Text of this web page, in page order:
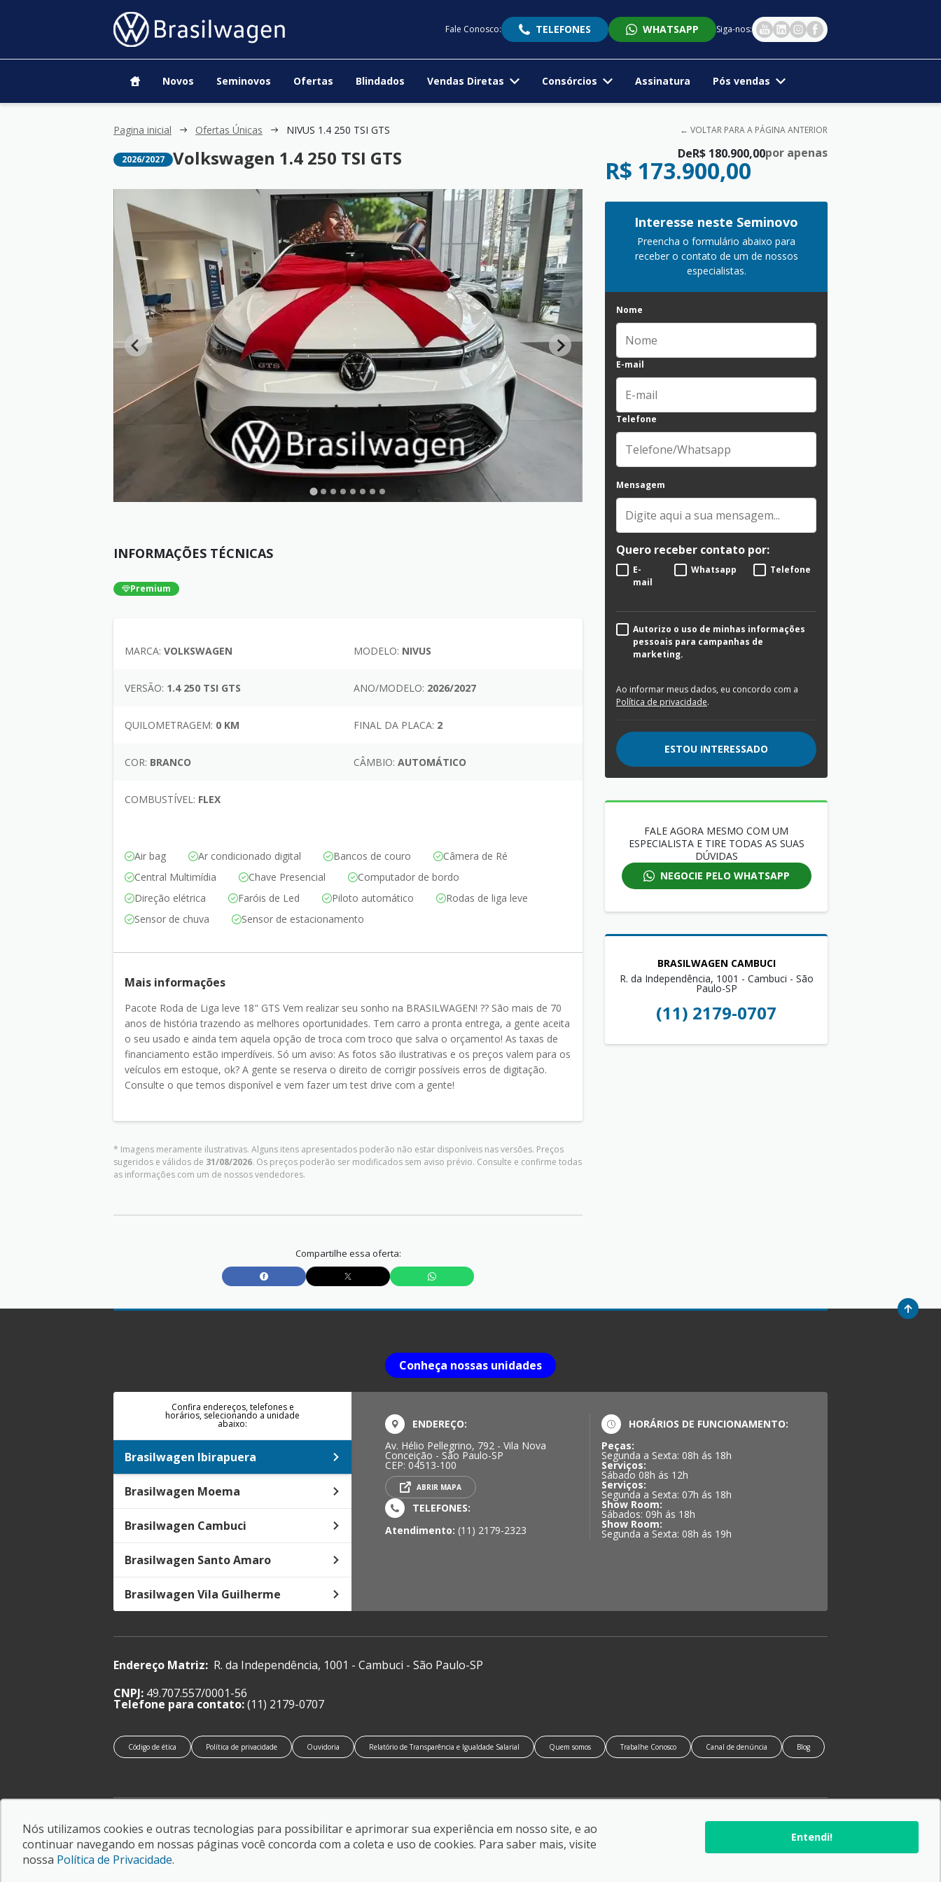
Fale Conosco: TELEFONES WHATSAPP Siga-nos:
Novos Seminovos Ofertas Blindados Vendas Diretas Consórcios Assinatura Pós vendas
Pagina inicial Ofertas Únicas NIVUS 1.4 250 TSI GTS ← VOLTAR PARA A PÁGINA ANTERIOR
2026/2027 Volkswagen 1.4 250 TSI GTS
INFORMAÇÕES TÉCNICAS
Premium
MARCA: VOLKSWAGEN MODELO: NIVUS
VERSÃO: 1.4 250 TSI GTS ANO/MODELO: 2026/2027
QUILOMETRAGEM: 0 KM FINAL DA PLACA: 2
COR: BRANCO CÂMBIO: AUTOMÁTICO
COMBUSTÍVEL: FLEX
Air bag Ar condicionado digital Bancos de couro
Câmera de Ré
Central Multimídia
Chave Presencial
Computador de bordo
Direção elétrica
Faróis de Led Piloto automático
Rodas de liga leve
Sensor de chuva
Sensor de estacionamento
Mais informações
Pacote Roda de Liga leve 18" GTS Vem realizar seu sonho na BRASILWAGEN! ?? São mais de 70
anos de história trazendo as melhores oportunidades. Tem carro a pronta entrega, a gente aceita
o seu usado e ainda tem aquela opção de troca com troco que salva o orçamento! As taxas de
financiamento estão imperdíveis. Só um aviso: As fotos são ilustrativas e os preços valem para os
veículos em estoque, ok? A gente se reserva o direito de corrigir possíveis erros de digitação.
Consulte o que temos disponível e vem fazer um test drive com a gente!
* Imagens meramente ilustrativas. Alguns itens apresentados poderão não estar disponíveis nas versões. Preços
sugeridos e válidos de 31/08/2026. Os preços poderão ser modificados sem aviso prévio. Consulte e confirme todas
as informações com um de nossos vendedores.
Compartilhe essa oferta:
DeR$ 180.900,00por apenas
R$ 173.900,00
Interesse neste Seminovo
Preencha o formulário abaixo para
receber o contato de um de nossos
especialistas.
Nome
E-mail
Telefone
Mensagem
Quero receber contato por:
E-
mail
Whatsapp Telefone
Autorizo o uso de minhas informações
pessoais para campanhas de
marketing.
Ao informar meus dados, eu concordo com a
Política de privacidade.
ESTOU INTERESSADO
FALE AGORA MESMO COM UM
ESPECIALISTA E TIRE TODAS AS SUAS
DÚVIDAS
NEGOCIE PELO WHATSAPP
BRASILWAGEN CAMBUCI
R. da Independência, 1001 - Cambuci - São
Paulo-SP
(11) 2179-0707
Conheça nossas unidades
Confira endereços, telefones e
horários, selecionando a unidade
abaixo:
Brasilwagen Ibirapuera
Brasilwagen Moema
Brasilwagen Cambuci
Brasilwagen Santo Amaro
Brasilwagen Vila Guilherme
ENDEREÇO:
Av. Hélio Pellegrino, 792 - Vila Nova
Conceição - São Paulo-SP
CEP: 04513-100
ABRIR MAPA
TELEFONES:
Atendimento: (11) 2179-2323
HORÁRIOS DE FUNCIONAMENTO:
Peças:
Segunda a Sexta: 08h ás 18h
Serviços:
Sábado 08h ás 12h
Serviços:
Segunda a Sexta: 07h ás 18h
Show Room:
Sábados: 09h ás 18h
Show Room:
Segunda a Sexta: 08h ás 19h
Endereço Matriz: R. da Independência, 1001 - Cambuci - São Paulo-SP
CNPJ: 49.707.557/0001-56
Telefone para contato:(11) 2179-0707
Código de ética Política de privacidade Ouvidoria Relatório de Transparência e Igualdade Salarial Quem somos Trabalhe Conosco Canal de denúncia Blog
© Copyright 2026-AutoForce - Todos os direitos
reservados.
Confira a nossaPolítica de privacidade.
Nós utilizamos cookies e outras tecnologias para possibilitar e aprimorar sua experiência em nosso site, e ao
continuar navegando em nossas páginas você concorda com a coleta e uso de cookies. Para saber mais, visite
nossa Política de Privacidade.
Entendi!